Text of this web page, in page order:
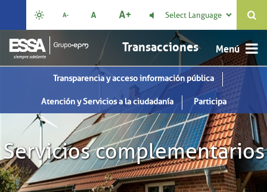
Select Language 
Transacciones
Transparencia y acceso información pública
Atención y Servicios a la ciudadanía Participa
Servicios complementarios